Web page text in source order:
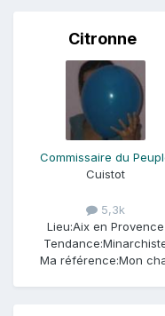
Citronne
Commissaire du
Cuistot
5,3k
Lieu:Aix en Provence
Tendance:
Ma référence:Mon